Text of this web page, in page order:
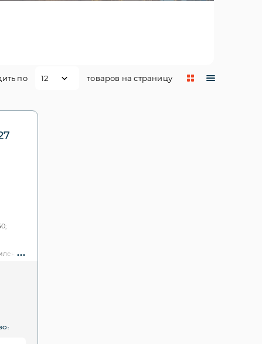
по товаров на страницу
(PTFE);